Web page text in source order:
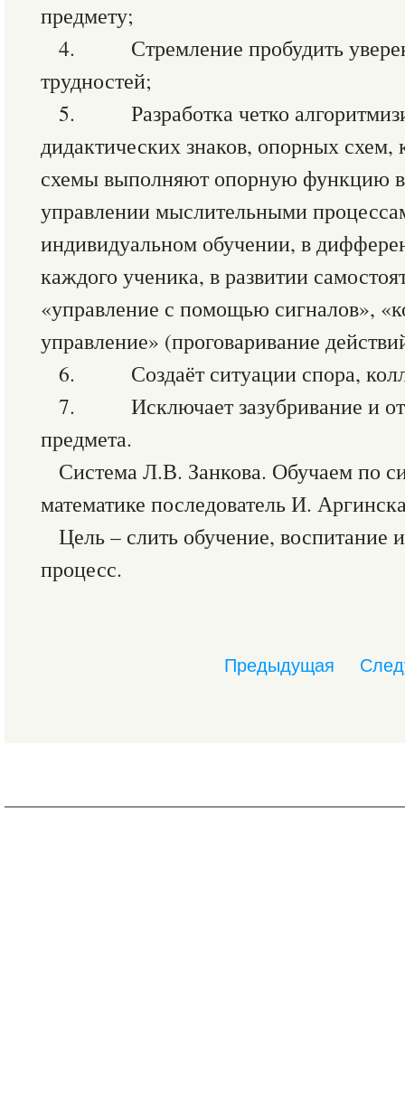
предмету;
4. Стремление пробудить
трудностей;
5. Разработка четко
дидактических знаков, опорных схем,
схемы выполняют опорную функцию в
управлении мыслительными
индивидуальном обучении, в
каждого ученика, в развитии
«управление с помощью сигналов»,
управление» (проговаривание
6. Создаёт ситуации спора,
7. Исключает зазубривание и
предмета.
Система Л.В. Занкова. Обучаем по
математике последователь И.
Цель – слить обучение, воспитание
процесс.
Предыдущая